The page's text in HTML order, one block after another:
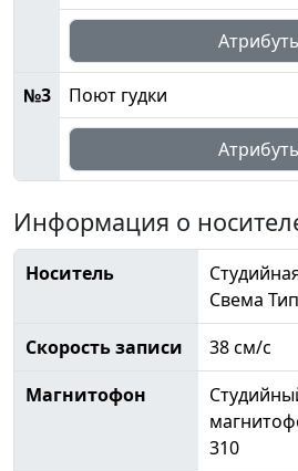
№3 Поют гудки
Информация о
Носитель
Свема
Скорость записи
38 см/с
Магнитофон
310